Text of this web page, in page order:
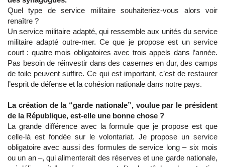
Quel type de service militaire souhaiteriez-vous alors voir
renaître ?
Un service militaire adapté, qui ressemble aux unités du service
militaire adapté outre-mer. Ce que je propose est un service
court : quatre mois obligatoires avec trois appels dans l’année.
Pas besoin de réinvestir dans des casernes en dur, des camps
de toile peuvent suffire. Ce qui est important, c’est de restaurer
l’esprit de défense et la cohésion nationale dans notre pays.
La création de la “garde nationale”, voulue par le président
de la République, est-elle une bonne chose ?
La grande différence avec la formule que je propose est que
celle-là est fondée sur le volontariat. Je propose un service
obligatoire avec aussi des formules de service long – six mois
ou un an –, qui alimenterait des réserves et une garde nationale,